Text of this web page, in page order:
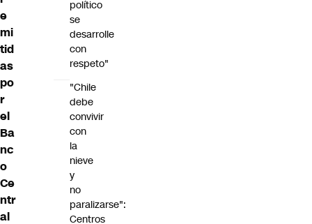
e
mi
tid
as
po
r
el
Ba
nc
o
Ce
ntr
al
político
se
desarrolle
con
respeto"
"Chile
debe
convivir
con
la
nieve
y
no
paralizarse":
Centros